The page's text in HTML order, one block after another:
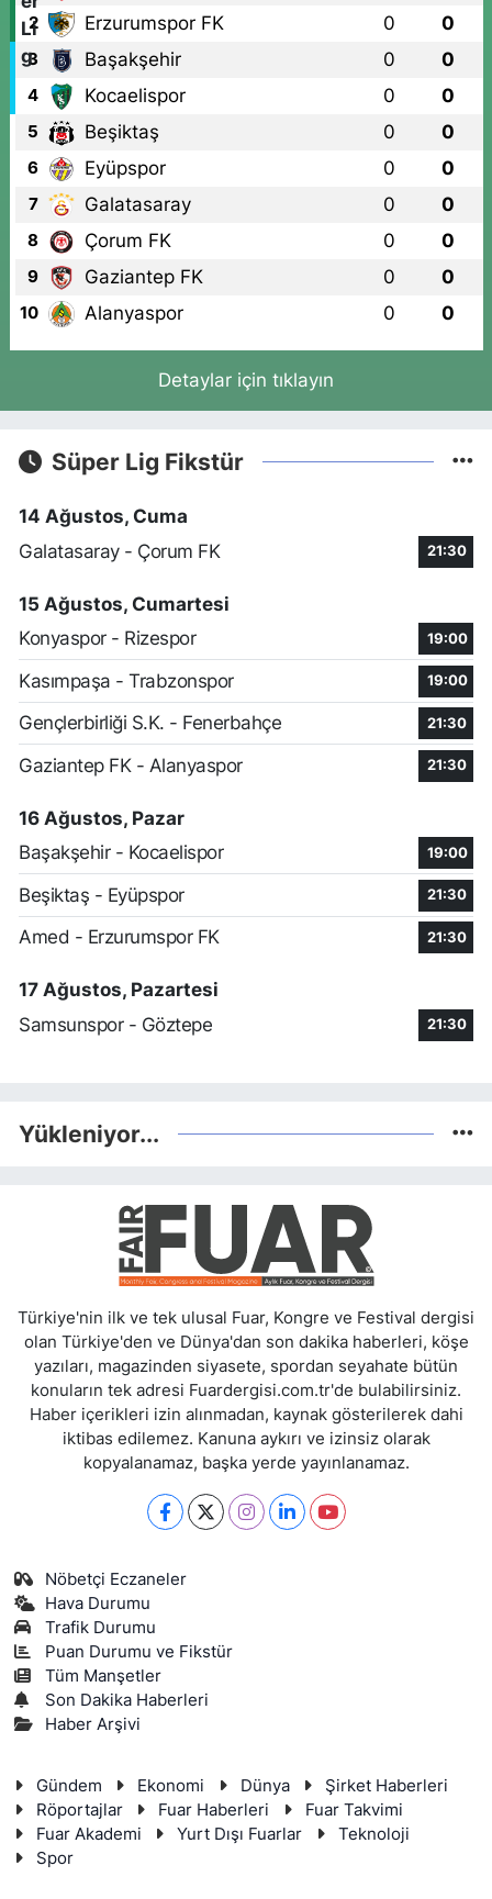
2 Erzurumspor FK 0 0
3 Başakşehir 0 0
4 Kocaelispor 0 0
5 Beşiktaş 0 0
6 Eyüpspor 0 0
7 Galatasaray 0 0
8 Çorum FK 0 0
9 Gaziantep FK 0 0
10 Alanyaspor 0 0
Detaylar için tıklayın
Süper Lig Fikstür
14 Ağustos, Cuma
Galatasaray - Çorum FK
21:30
15 Ağustos, Cumartesi
Konyaspor - Rizespor
19:00
Kasımpaşa - Trabzonspor 19:00
Gençlerbirliği S.K. - Fenerbahçe 21:30
Gaziantep FK - Alanyaspor 21:30
16 Ağustos, Pazar
Başakşehir - Kocaelispor
19:00
Beşiktaş - Eyüpspor 21:30
Amed - Erzurumspor FK 21:30
17 Ağustos, Pazartesi
Samsunspor - Göztepe
21:30
Yükleniyor...
Türkiye'nin ilk ve tek ulusal Fuar, Kongre ve Festival dergisi
olan Türkiye'den ve Dünya'dan son dakika haberleri, köşe
yazıları, magazinden siyasete, spordan seyahate bütün
konuların tek adresi Fuardergisi.com.tr'de bulabilirsiniz.
Haber içerikleri izin alınmadan, kaynak gösterilerek dahi
iktibas edilemez. Kanuna aykırı ve izinsiz olarak
kopyalanamaz, başka yerde yayınlanamaz.
Nöbetçi Eczaneler
Hava Durumu
Trafik Durumu
Puan Durumu ve Fikstür
Tüm Manşetler
Son Dakika Haberleri
Haber Arşivi
Gündem Ekonomi Dünya
Şirket Haberleri
Röportajlar
Fuar Haberleri
Fuar Takvimi
Fuar Akademi
Yurt Dışı Fuarlar
Teknoloji
Spor